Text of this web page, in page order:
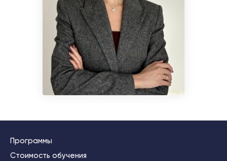
Программы
Стоимость обучения